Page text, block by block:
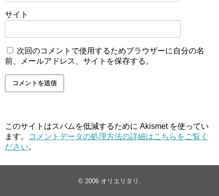
サイト
次回のコメントで使用するためブラウザーに自分の名
前、メールアドレス、サイトを保存する。
このサイトはスパムを低減するために Akismet を使ってい
ます。
コメントデータの処理方法の詳細はこちらをご覧く
ださい。
© 2006 オリエリタリ .